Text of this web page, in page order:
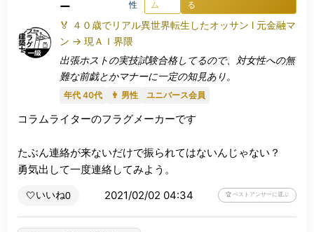
ー 性 ム る
🏅 ４０歳でリアル異世界転生したオッサン l 元金融マ
ン → 現ＡＩ界隈
出張ホストの実技試験合格してるので、対女性への無
難な前戯とかマナーに一定の知見あり。
年代 40代 👨 男性 ユニバース会員
コラムライターのフラグメーカーです
たぶん連絡が来ないだけで振られてはないんじゃない？
勇気出して一度連絡してみよう。
🤍いいね0 2021/02/02 04:34 🏆 ベストアンサーに選ぶ